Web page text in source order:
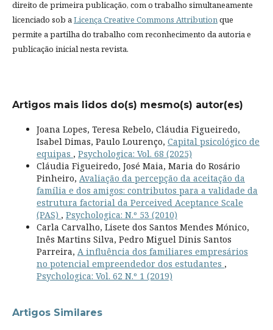
direito de primeira publicação, com o trabalho simultaneamente
licenciado sob aLicença Creative Commons Attributionque
permite a partilha do trabalho com reconhecimento da autoria e
publicação inicial nesta revista.
Artigos mais lidos do(s) mesmo(s) autor(es)
Joana Lopes, Teresa Rebelo, Cláudia Figueiredo,
Isabel Dimas, Paulo Lourenço, Capital psicológico de
equipas , Psychologica: Vol. 68 (2025)
Cláudia Figueiredo, José Maia, Maria do Rosário
Pinheiro, Avaliação da percepção da aceitação da
família e dos amigos: contributos para a validade da
estrutura factorial da Perceived Aceptance Scale
(PAS) , Psychologica: N.º 53 (2010)
Carla Carvalho, Lisete dos Santos Mendes Mónico,
Inês Martins Silva, Pedro Miguel Dinis Santos
Parreira, A influência dos familiares empresários
no potencial empreendedor dos estudantes ,
Psychologica: Vol. 62 N.º 1 (2019)
Artigos Similares